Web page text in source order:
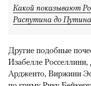
Какой показывают
Распутина до Путина
Другие подобные
Изабелле
Ардженто, Виржини